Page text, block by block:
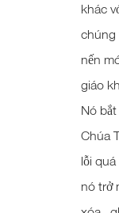
khác
chúng
nến
giáo
Nó
Chúa
lỗi
nó trở